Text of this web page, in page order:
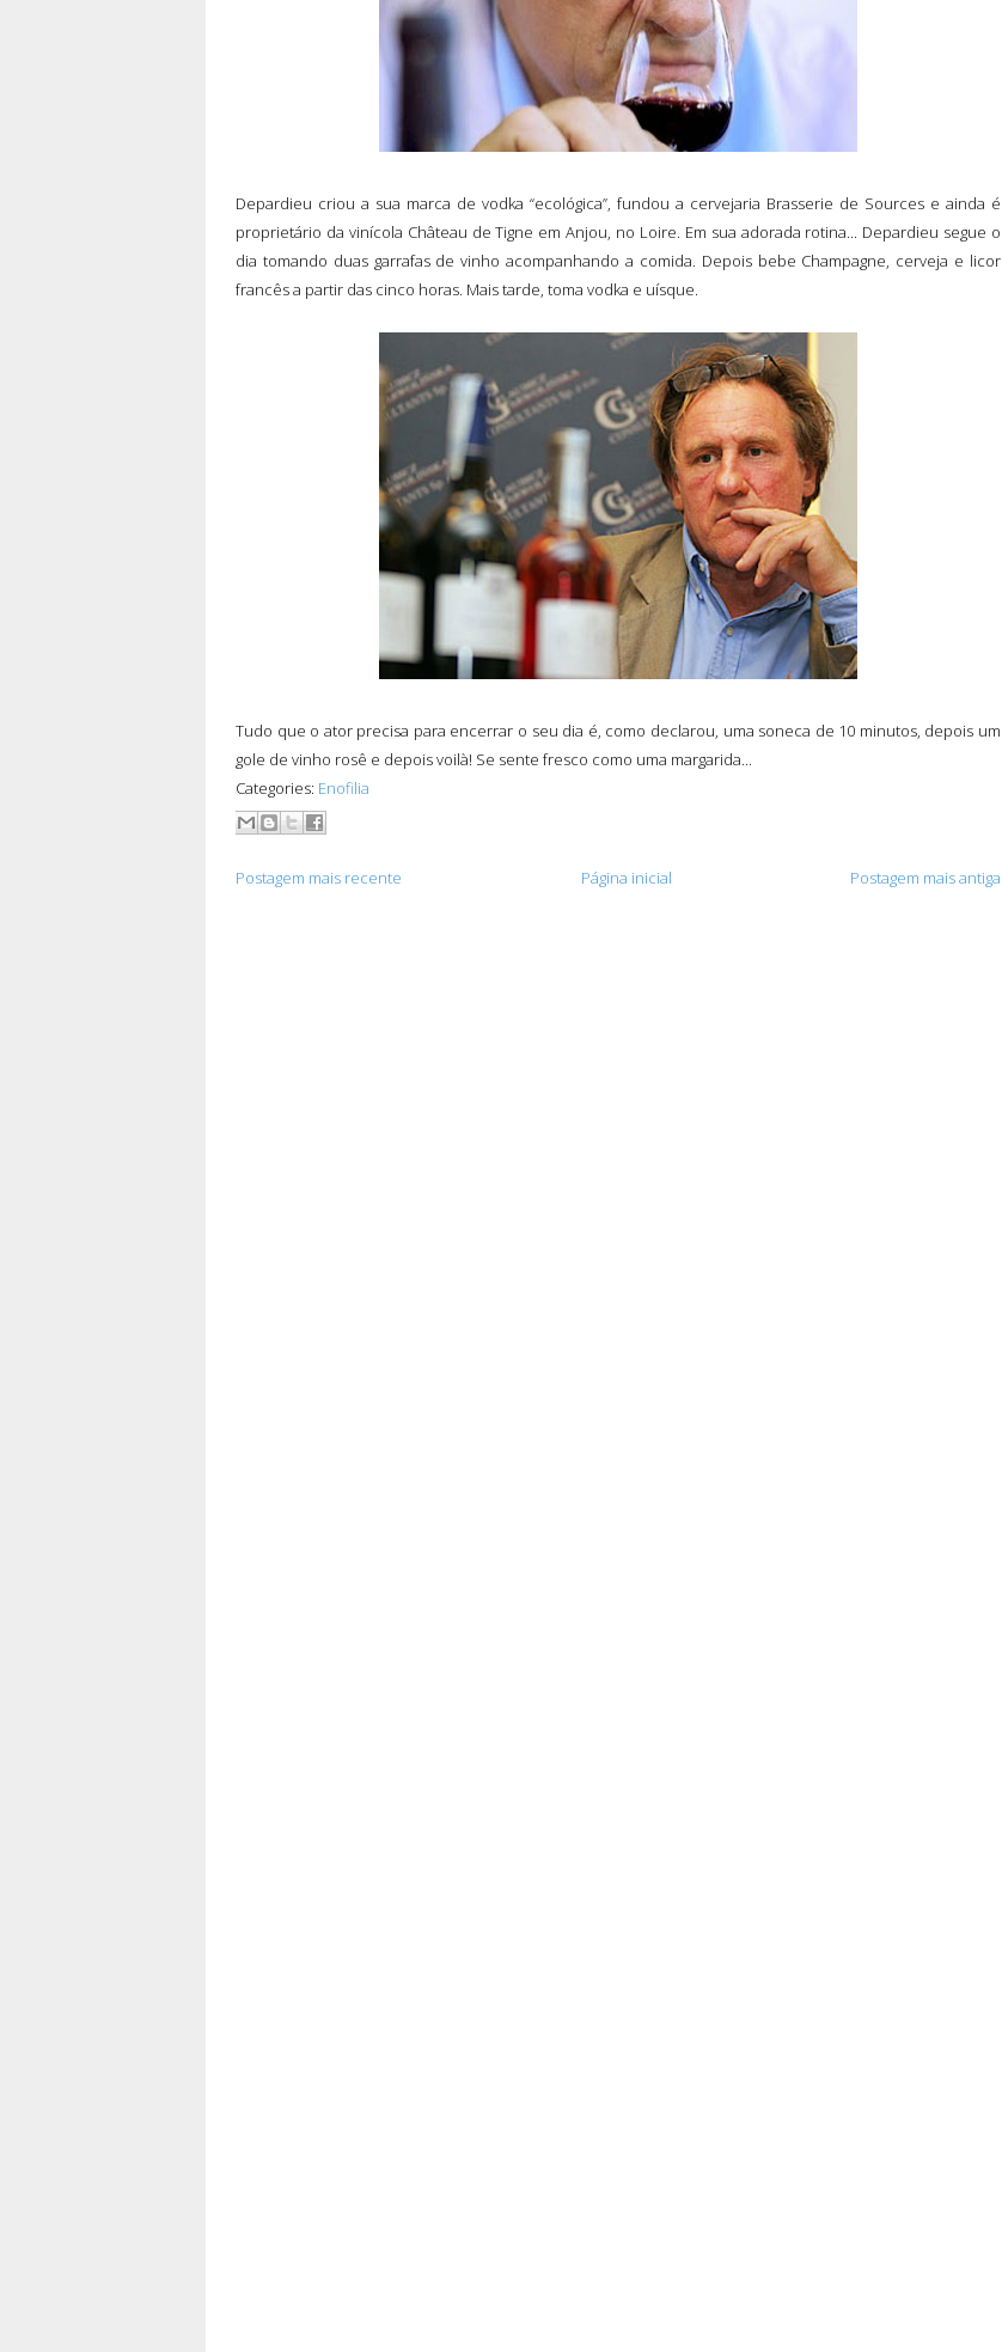
Depardieu criou a sua marca de vodka “ecológica”, fundou a cervejaria Brasserie de Sources e ainda é
proprietário da vinícola Château de Tigne em Anjou, no Loire. Em sua adorada rotina... Depardieu segue o
dia tomando duas garrafas de vinho acompanhando a comida. Depois bebe Champagne, cerveja e licor
francês a partir das cinco horas. Mais tarde, toma vodka e uísque.
Tudo que o ator precisa para encerrar o seu dia é, como declarou, uma soneca de 10 minutos, depois um
gole de vinho rosê e depois voilà! Se sente fresco como uma margarida...
Categories: Enofilia
Postagem mais recente Postagem mais antiga
Página inicial